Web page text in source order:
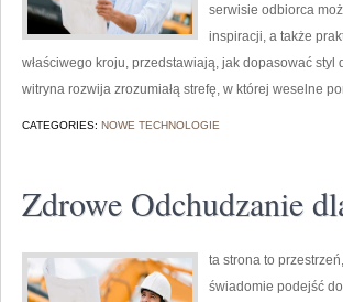
serwisie odbiorca
inspiracji, a także
właściwego kroju, przedstawiają, jak dopasować
witryna rozwija zrozumiałą strefę, w której weselne
CATEGORIES: NOWE TECHNOLOGIE
Zdrowe Odchudzanie
ta strona to
świadomie podejść